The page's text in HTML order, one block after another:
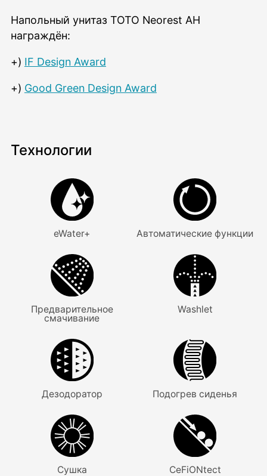
Напольный унитаз TOTO Neorest AH
награждён:
+) IF Design Award
+) Good Green Design Award
Технологии
eWater+ Автоматические функции
Предварительное
смачивание
Washlet
Дезодоратор Подогрев сиденья
Сушка CeFiONtect